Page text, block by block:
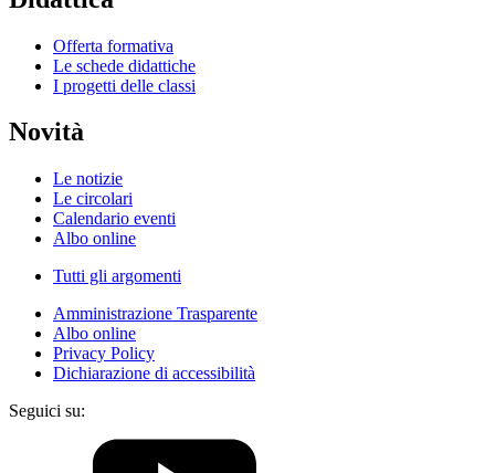
Offerta formativa
Le schede didattiche
I progetti delle classi
Novità
Le notizie
Le circolari
Calendario eventi
Albo online
Tutti gli argomenti
Amministrazione Trasparente
Albo online
Privacy Policy
Dichiarazione di accessibilità
Seguici su: